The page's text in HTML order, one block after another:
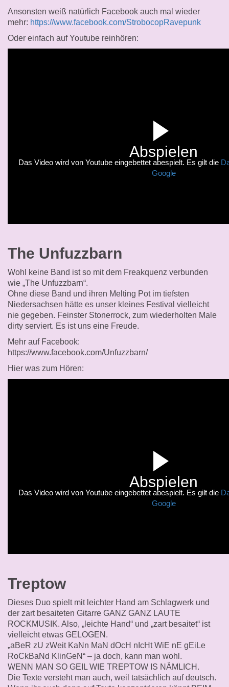
Ansonsten weiß natürlich Facebook auch mal wieder
mehr: https://www.facebook.com/StrobocopRavepunk
Oder einfach auf Youtube reinhören:
Abspielen
Das Video wird von Youtube eingebettet abespielt. Es gilt die
Google
The Unfuzzbarn
Wohl keine Band ist so mit dem Freakquenz verbunden
wie „The Unfuzzbarn“.
Ohne diese Band und ihren Melting Pot im tiefsten
Niedersachsen hätte es unser kleines Festival vielleicht
nie gegeben. Feinster Stonerrock, zum wiederholten Male
dirty serviert. Es ist uns eine Freude.
Mehr auf Facebook:
https://www.facebook.com/Unfuzzbarn/
Hier was zum Hören:
Abspielen
Das Video wird von Youtube eingebettet abespielt. Es gilt die
Google
Treptow
Dieses Duo spielt mit leichter Hand am Schlagwerk und
der zart besaiteten Gitarre GANZ GANZ LAUTE
ROCKMUSIK. Also, „leichte Hand“ und „zart besaitet“ ist
vielleicht etwas GELOGEN.
„aBeR zU zWeit KaNn MaN dOcH nIcHt WiE nE gEiLe
RoCkBaNd KlinGeN“ – ja doch, kann man wohl.
WENN MAN SO GEIL WIE TREPTOW IS NÄMLICH.
Die Texte versteht man auch, weil tatsächlich auf deutsch.